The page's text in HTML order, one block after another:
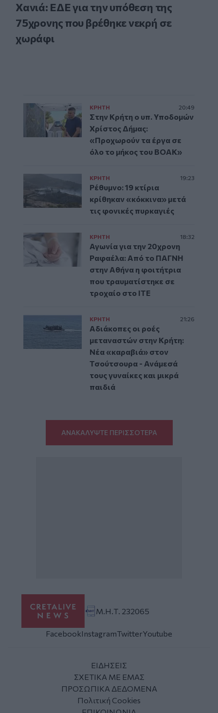
Χανιά: ΕΔΕ για την υπόθεση της
75χρονης που βρέθηκε νεκρή σε
χωράφι
ΚΡΗΤΗ 20:49
Στην Κρήτη ο υπ. Υποδομών
Χρίστος Δήμας:
«Προχωρούν τα έργα σε
όλο το μήκος του ΒΟΑΚ»
ΚΡΗΤΗ 19:23
Ρέθυμνο: 19 κτίρια
κρίθηκαν «κόκκινα» μετά
τις φονικές πυρκαγιές
ΚΡΗΤΗ 18:32
Αγωνία για την 20χρονη
Ραφαέλα: Από το ΠΑΓΝΗ
στην Αθήνα η φοιτήτρια
που τραυματίστηκε σε
τροχαίο στο ΙΤΕ
ΚΡΗΤΗ 21:26
Αδιάκοπες οι ροές
μεταναστών στην Κρήτη:
Νέα «καραβιά» στον
Τσούτσουρα - Ανάμεσά
τους γυναίκες και μικρά
παιδιά
ΑΝΑΚΑΛΥΨΤΕ ΠΕΡΙΣΣΟΤΕΡΑ
Μ.Η.Τ. 232065
FacebookInstagramTwitterYoutube
ΕΙΔΗΣΕΙΣ
ΣΧΕΤΙΚΑ ΜΕ ΕΜΑΣ
ΠΡΟΣΩΠΙΚΑ ΔΕΔΟΜΕΝΑ
Πολιτική Cookies